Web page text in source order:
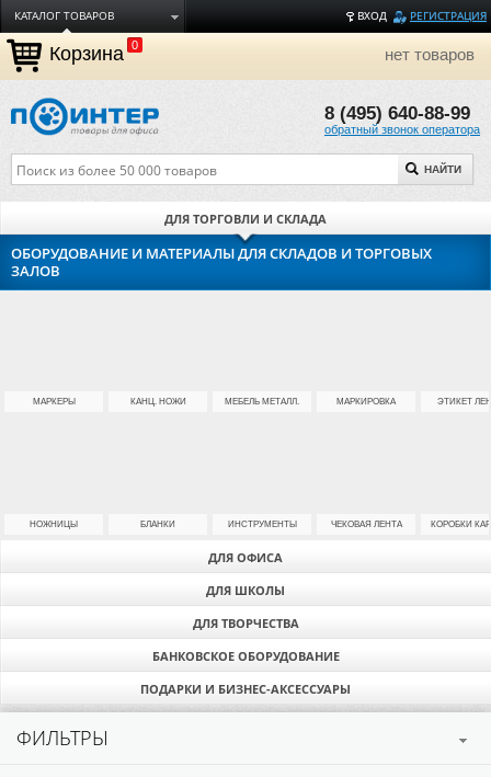
ВХОД РЕГИСТРАЦИЯ
КАТАЛОГ ТОВАРОВ
ДОСТАВКА
ОПЛАТА
ТОРГОВЫЕ МАРКИ
О КОМПАНИИ
ЗАДАТЬ ВОПРОС
Корзина 0 нет товаров
8 (495) 640-88-99
обратный звонок оператора
НАЙТИ
ДЛЯ ОФИСА
ДЛЯ ШКОЛЫ
ДЛЯ ТВОРЧЕСТВА
ДЛЯ ТОРГОВЛИ И СКЛАДА
БАНКОВСКОЕ ОБОРУДОВАНИЕ
ПОДАРКИ И БИЗНЕС-АКСЕССУАРЫ
ОБОРУДОВАНИЕ И МАТЕРИАЛЫ ДЛЯ СКЛАДОВ И ТОРГОВЫХ
ЗАЛОВ
МАРКЕРЫ КАНЦ. НОЖИ МЕБЕЛЬ МЕТАЛЛ. МАРКИРОВКА ЭТИКЕТ
НОЖНИЦЫ БЛАНКИ ИНСТРУМЕНТЫ ЧЕКОВАЯ ЛЕНТА КОРОБКИ
ФИЛЬТРЫ